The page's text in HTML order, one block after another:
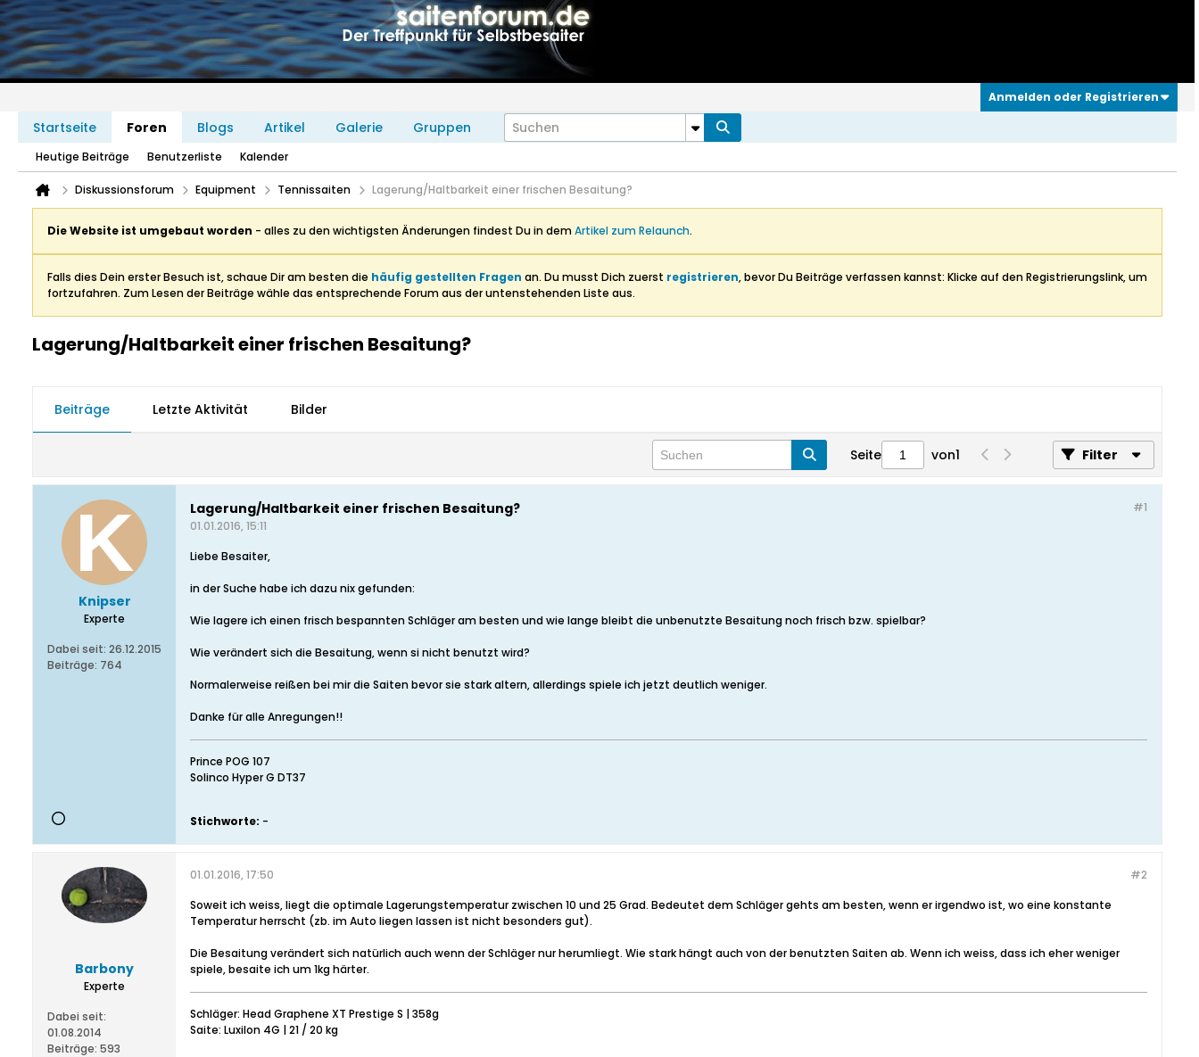
Anmelden oder Registrieren
Startseite Foren Blogs Artikel Galerie Gruppen
Heutige Beiträge Benutzerliste Kalender
Diskussionsforum Equipment Tennissaiten Lagerung/Haltbarkeit einer frischen Besaitung?
Die Website ist umgebaut worden - alles zu den wichtigsten Änderungen findest Du in demArtikel zum Relaunch.
Falls dies Dein erster Besuch ist, schaue Dir am besten die häufig gestellten Fragen an. Du musst Dich zuerst registrieren, bevor Du Beiträge verfassen kannst: Klicke auf den Registrierungslink, um
fortzufahren. Zum Lesen der Beiträge wähle das entsprechende Forum aus der untenstehenden Liste aus.
Lagerung/Haltbarkeit einer frischen Besaitung?
Beiträge Letzte Aktivität Bilder
Seite von1 Filter
Knipser
Experte
Dabei seit: 26.12.2015
Beiträge: 764
#1
Lagerung/Haltbarkeit einer frischen Besaitung?
01.01.2016, 15:11
Liebe Besaiter,
in der Suche habe ich dazu nix gefunden:
Wie lagere ich einen frisch bespannten Schläger am besten und wie lange bleibt die unbenutzte Besaitung noch frisch bzw. spielbar?
Wie verändert sich die Besaitung, wenn si nicht benutzt wird?
Normalerweise reißen bei mir die Saiten bevor sie stark altern, allerdings spiele ich jetzt deutlich weniger.
Danke für alle Anregungen!!
Prince POG 107
Solinco Hyper G DT37
Stichworte: -
Barbony
Experte
Dabei seit:
01.08.2014
Beiträge: 593
#2
01.01.2016, 17:50
Soweit ich weiss, liegt die optimale Lagerungstemperatur zwischen 10 und 25 Grad. Bedeutet dem Schläger gehts am besten, wenn er irgendwo ist, wo eine konstante
Temperatur herrscht (zb. im Auto liegen lassen ist nicht besonders gut).
Die Besaitung verändert sich natürlich auch wenn der Schläger nur herumliegt. Wie stark hängt auch von der benutzten Saiten ab. Wenn ich weiss, dass ich eher weniger
spiele, besaite ich um 1kg härter.
Schläger: Head Graphene XT Prestige S | 358g
Saite: Luxilon 4G | 21 / 20 kg